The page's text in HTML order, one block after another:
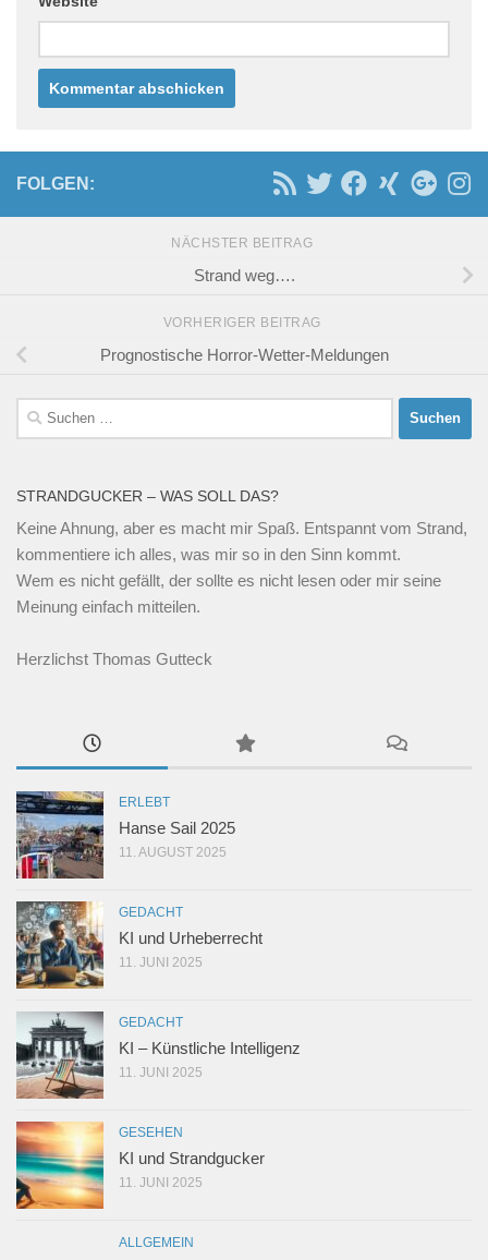
FOLGEN:
NÄCHSTER BEITRAG
Strand weg….
VORHERIGER BEITRAG
Prognostische Horror-Wetter-Meldungen
Suchen
nach:
STRANDGUCKER – WAS SOLL DAS?
Keine Ahnung, aber es macht mir Spaß. Entspannt vom Strand,
kommentiere ich alles, was mir so in den Sinn kommt.
Wem es nicht gefällt, der sollte es nicht lesen oder mir seine
Meinung einfach mitteilen.
Herzlichst Thomas Gutteck
ERLEBT
Hanse Sail 2025
11. AUGUST 2025
GEDACHT
KI und Urheberrecht
11. JUNI 2025
GEDACHT
KI – Künstliche Intelligenz
11. JUNI 2025
GESEHEN
KI und Strandgucker
11. JUNI 2025
ALLGEMEIN